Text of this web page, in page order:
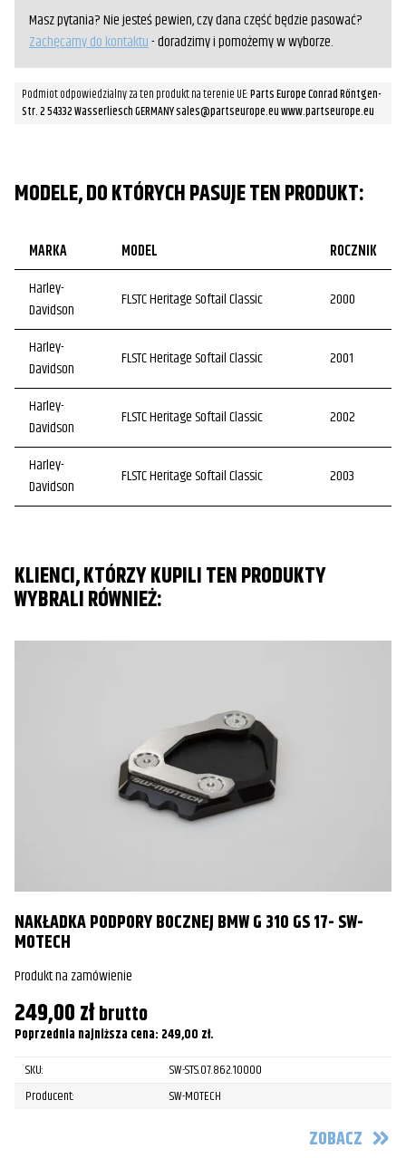
Masz pytania? Nie jesteś pewien, czy dana część będzie pasować?
Zachęcamy do kontaktu- doradzimy i pomożemy w wyborze.
Podmiot odpowiedzialny za ten produkt na terenie UE:Parts Europe Conrad Röntgen-
Str. 2 54332 Wasserliesch GERMANY sales@partseurope.eu www.partseurope.eu
MODELE, DO KTÓRYCH PASUJE TEN PRODUKT:
MARKA MODEL
ROCZNIK
Harley-
Davidson
FLSTC Heritage Softail Classic 2000
Harley-
Davidson
FLSTC Heritage Softail Classic 2001
Harley-
Davidson
FLSTC Heritage Softail Classic 2002
Harley-
Davidson
FLSTC Heritage Softail Classic 2003
Harley-
Davidson
FLSTC Heritage Softail Classic
Harley-
FLSTF Fat Boy
FLSTF Fat Boy
Davidson
FLSTF Fat Boy 2003
Harley-
Davidson
FLSTF Fat Boy
Davidson
FLSTF Fat Boy
KLIENCI, KTÓRZY KUPILI TEN PRODUKTY
WYBRALI RÓWNIEŻ:
NAKŁADKA PODPORY BOCZNEJ BMW G 310 GS 17- SW-
MOTECH
Produkt na zamówienie
249,00złbrutto
Poprzednia najniższa cena: 249,00 zł.
SKU:
SW-STS.07.862.10000
Producent:
SW-MOTECH
ZOBACZ